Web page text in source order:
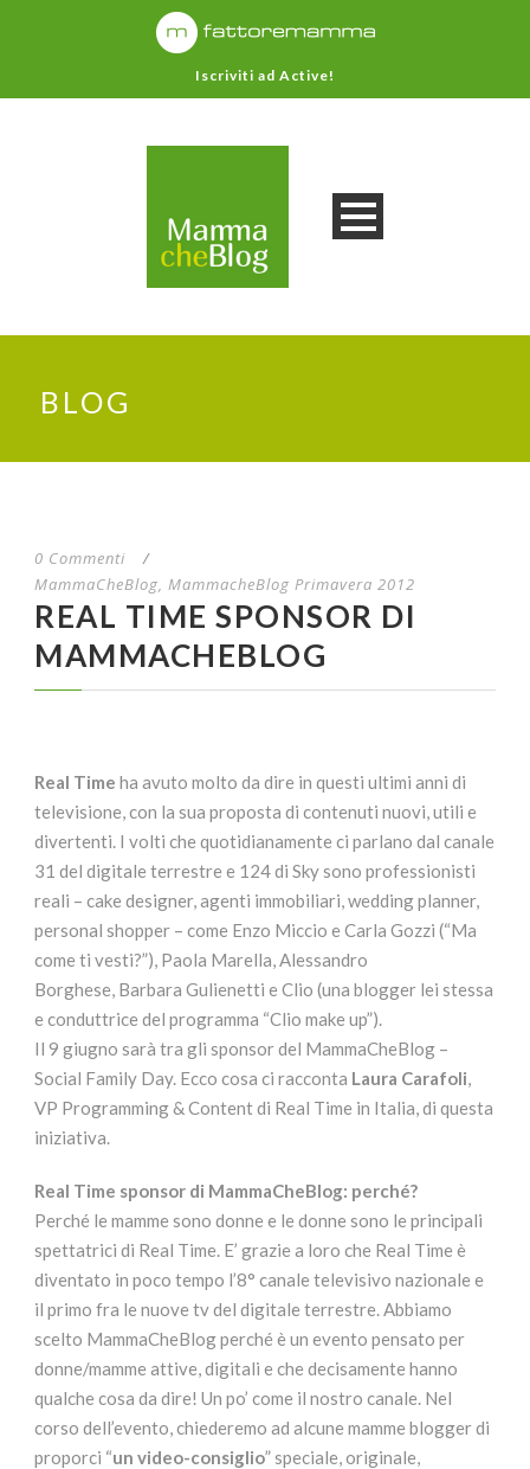
Iscriviti ad Active!
BLOG
0 Commenti
/
MammaCheBlog, MammacheBlog Primavera 2012
REAL TIME SPONSOR DI
MAMMACHEBLOG
Real Time ha avuto molto da dire in questi ultimi anni di
televisione, con la sua proposta di contenuti nuovi, utili e
divertenti. I volti che quotidianamente ci parlano dal canale
31 del digitale terrestre e 124 di Sky sono professionisti
reali – cake designer, agenti immobiliari, wedding planner,
personal shopper – come Enzo Miccio e Carla Gozzi (“Ma
come ti vesti?”), Paola Marella, Alessandro
Borghese, Barbara Gulienetti e Clio (una blogger lei stessa
e conduttrice del programma “Clio make up”).
Il 9 giugno sarà tra gli sponsor del MammaCheBlog –
Social Family Day. Ecco cosa ci racconta Laura Carafoli,
VP Programming & Content di Real Time in Italia, di questa
iniziativa.
Real Time sponsor di MammaCheBlog: perché?
Perché le mamme sono donne e le donne sono le principali
spettatrici di Real Time. E’ grazie a loro che Real Time è
diventato in poco tempo l’8° canale televisivo nazionale e
il primo fra le nuove tv del digitale terrestre. Abbiamo
scelto MammaCheBlog perché è un evento pensato per
donne/mamme attive, digitali e che decisamente hanno
qualche cosa da dire! Un po’ come il nostro canale. Nel
corso dell’evento, chiederemo ad alcune mamme blogger di
proporci “un video-consiglio” speciale, originale,